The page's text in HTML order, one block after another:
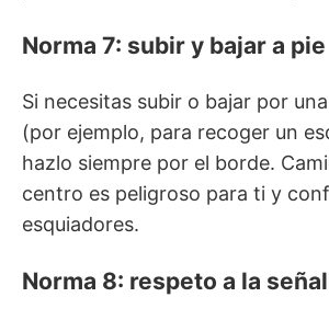
Norma 7: subir y bajar a pie
Si necesitas subir o bajar por
(por ejemplo, para recoger un
hazlo siempre por el borde.
centro es peligroso para ti y
esquiadores.
Norma 8: respeto a la